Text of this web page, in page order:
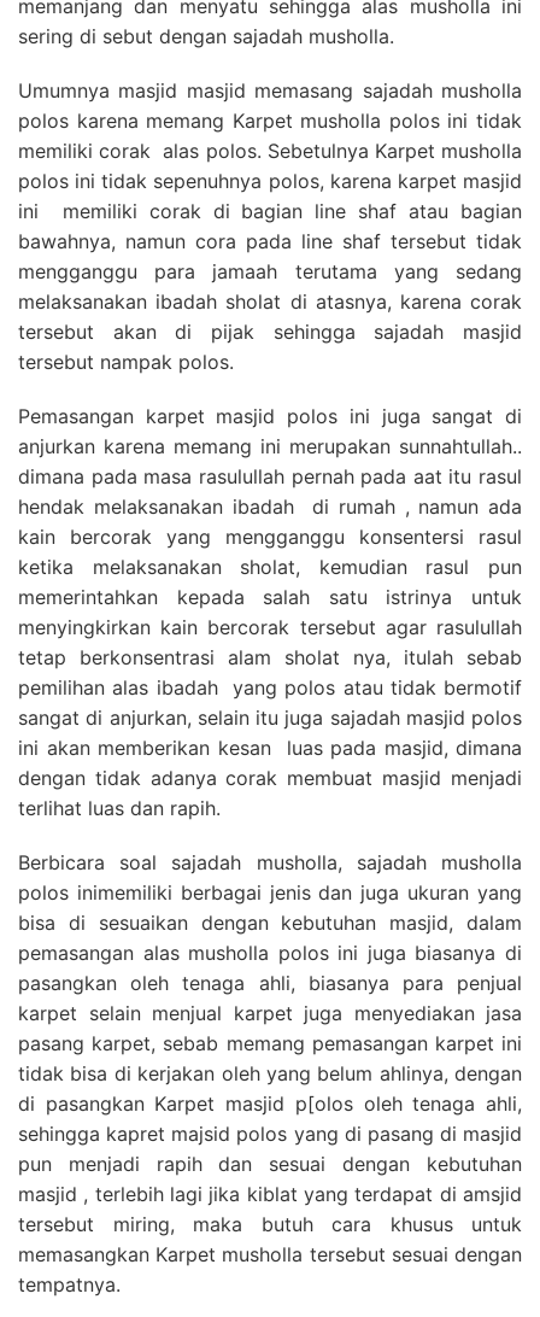
memanjang dan menyatu sehingga alas musholla ini
sering di sebut dengan sajadah musholla.
Umumnya masjid masjid memasang sajadah musholla
polos karena memang Karpet musholla polos ini tidak
memiliki corak alas polos. Sebetulnya Karpet musholla
polos ini tidak sepenuhnya polos, karena karpet masjid
ini memiliki corak di bagian line shaf atau bagian
bawahnya, namun cora pada line shaf tersebut tidak
mengganggu para jamaah terutama yang sedang
melaksanakan ibadah sholat di atasnya, karena corak
tersebut akan di pijak sehingga sajadah masjid
tersebut nampak polos.
Pemasangan karpet masjid polos ini juga sangat di
anjurkan karena memang ini merupakan sunnahtullah..
dimana pada masa rasulullah pernah pada aat itu rasul
hendak melaksanakan ibadah di rumah , namun ada
kain bercorak yang mengganggu konsentersi rasul
ketika melaksanakan sholat, kemudian rasul pun
memerintahkan kepada salah satu istrinya untuk
menyingkirkan kain bercorak tersebut agar rasulullah
tetap berkonsentrasi alam sholat nya, itulah sebab
pemilihan alas ibadah yang polos atau tidak bermotif
sangat di anjurkan, selain itu juga sajadah masjid polos
ini akan memberikan kesan luas pada masjid, dimana
dengan tidak adanya corak membuat masjid menjadi
terlihat luas dan rapih.
Berbicara soal sajadah musholla, sajadah musholla
polos inimemiliki berbagai jenis dan juga ukuran yang
bisa di sesuaikan dengan kebutuhan masjid, dalam
pemasangan alas musholla polos ini juga biasanya di
pasangkan oleh tenaga ahli, biasanya para penjual
karpet selain menjual karpet juga menyediakan jasa
pasang karpet, sebab memang pemasangan karpet ini
tidak bisa di kerjakan oleh yang belum ahlinya, dengan
di pasangkan Karpet masjid p[olos oleh tenaga ahli,
sehingga kapret majsid polos yang di pasang di masjid
pun menjadi rapih dan sesuai dengan kebutuhan
masjid , terlebih lagi jika kiblat yang terdapat di amsjid
tersebut miring, maka butuh cara khusus untuk
memasangkan Karpet musholla tersebut sesuai dengan
tempatnya.